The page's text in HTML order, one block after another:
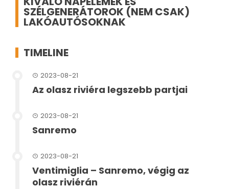
SZÉLGENERÁTOROK (NEM CSAK)
LAKÓAUTÓSOKNAK
TIMELINE
2023-08-21
Az olasz riviéra legszebb partjai
2023-08-21
Sanremo
2023-08-21
Ventimiglia – Sanremo, végig az
olasz riviérán